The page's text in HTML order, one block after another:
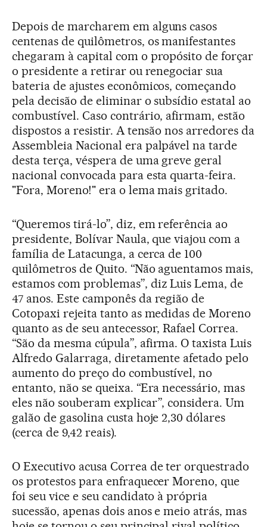
Depois de marcharem em alguns casos
centenas de quilômetros, os manifestantes
chegaram à capital com o propósito de forçar
o presidente a retirar ou renegociar sua
bateria de ajustes econômicos, começando
pela decisão de eliminar o subsídio estatal ao
combustível. Caso contrário, afirmam, estão
dispostos a resistir. A tensão nos arredores da
Assembleia Nacional era palpável na tarde
desta terça, véspera de uma greve geral
nacional convocada para esta quarta-feira.
"Fora, Moreno!" era o lema mais gritado.
“Queremos tirá-lo”, diz, em referência ao
presidente, Bolívar Naula, que viajou com a
família de Latacunga, a cerca de 100
quilômetros de Quito. “Não aguentamos mais,
estamos com problemas”, diz Luis Lema, de
47 anos. Este camponês da região de
Cotopaxi rejeita tanto as medidas de Moreno
quanto as de seu antecessor, Rafael Correa.
“São da mesma cúpula”, afirma. O taxista Luis
Alfredo Galarraga, diretamente afetado pelo
aumento do preço do combustível, no
entanto, não se queixa. “Era necessário, mas
eles não souberam explicar”, considera. Um
galão de gasolina custa hoje 2,30 dólares
(cerca de 9,42 reais).
O Executivo acusa Correa de ter orquestrado
os protestos para enfraquecer Moreno, que
foi seu vice e seu candidato à própria
sucessão, apenas dois anos e meio atrás, mas